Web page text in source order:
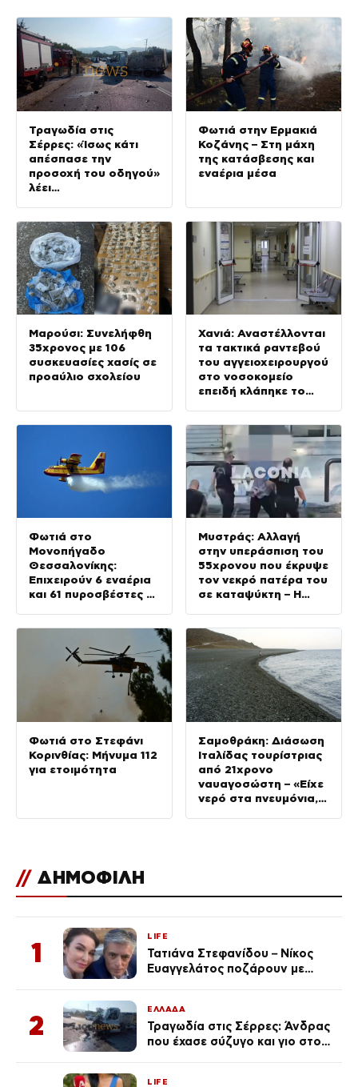
Τραγωδία στις
Σέρρες: «Ίσως κάτι
απέσπασε την
προσοχή του οδηγού»
λέει
Φωτιά στην Ερμακιά
Κοζάνης – Στη μάχη
της κατάσβεσης και
εναέρια μέσα
Μαρούσι: Συνελήφθη
35χρονος με 106
συσκευασίες χασίς σε
προαύλιο σχολείου
Χανιά: Αναστέλλονται
τα τακτικά ραντεβού
του αγγειοχειρουργού
στο νοσοκομείο
επειδή κλάπηκε το
Φωτιά στο
Μονοπήγαδο
Θεσσαλονίκης:
Επιχειρούν 6 εναέρια
και 61 πυροσβέστες με
Μυστράς: Αλλαγή
στην υπεράσπιση του
55χρονου που έκρυψε
τον νεκρό πατέρα του
σε καταψύκτη – Η
αδερφή του
Φωτιά στο Στεφάνι
Κορινθίας: Μήνυμα 112
για ετοιμότητα
Σαμοθράκη: Διάσωση
Ιταλίδας τουρίστριας
από 21χρονο
ναυαγοσώστη – «Είχε
νερό στα πνευμόνια,
// ΔΗΜΟΦΙΛΗ
1
LIFE
Τατιάνα Στεφανίδου – Νίκος
Ευαγγελάτος ποζάρουν με
2
ΕΛΛΑΔΑ
Τραγωδία στις Σέρρες: Άνδρας
που έχασε σύζυγο και γιο στο
LIFE